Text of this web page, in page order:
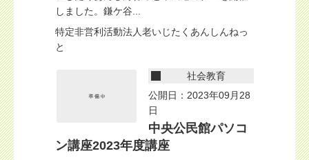
しました。鎌ケ谷...
特定非営利活動法人老いじたくあんしんねっ
と
社会教育
公開日：2023年09月28
日
中央公民館パソコ
ン講座2023年度講座